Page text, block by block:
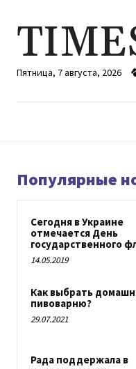
Пятница, 7 августа, 2026
Популярные
Сегодня в Украине
отмечается День
государственного
14.05.2019
Как выбрать
пивоварню?
29.07.2021
Рада поддержала в